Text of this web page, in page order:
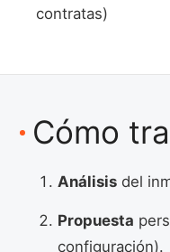
contratas)
Cómo
Análisis del
Propuesta
configuración).